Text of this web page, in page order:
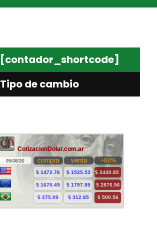
[contador_shortcode]
Tipo de cambio